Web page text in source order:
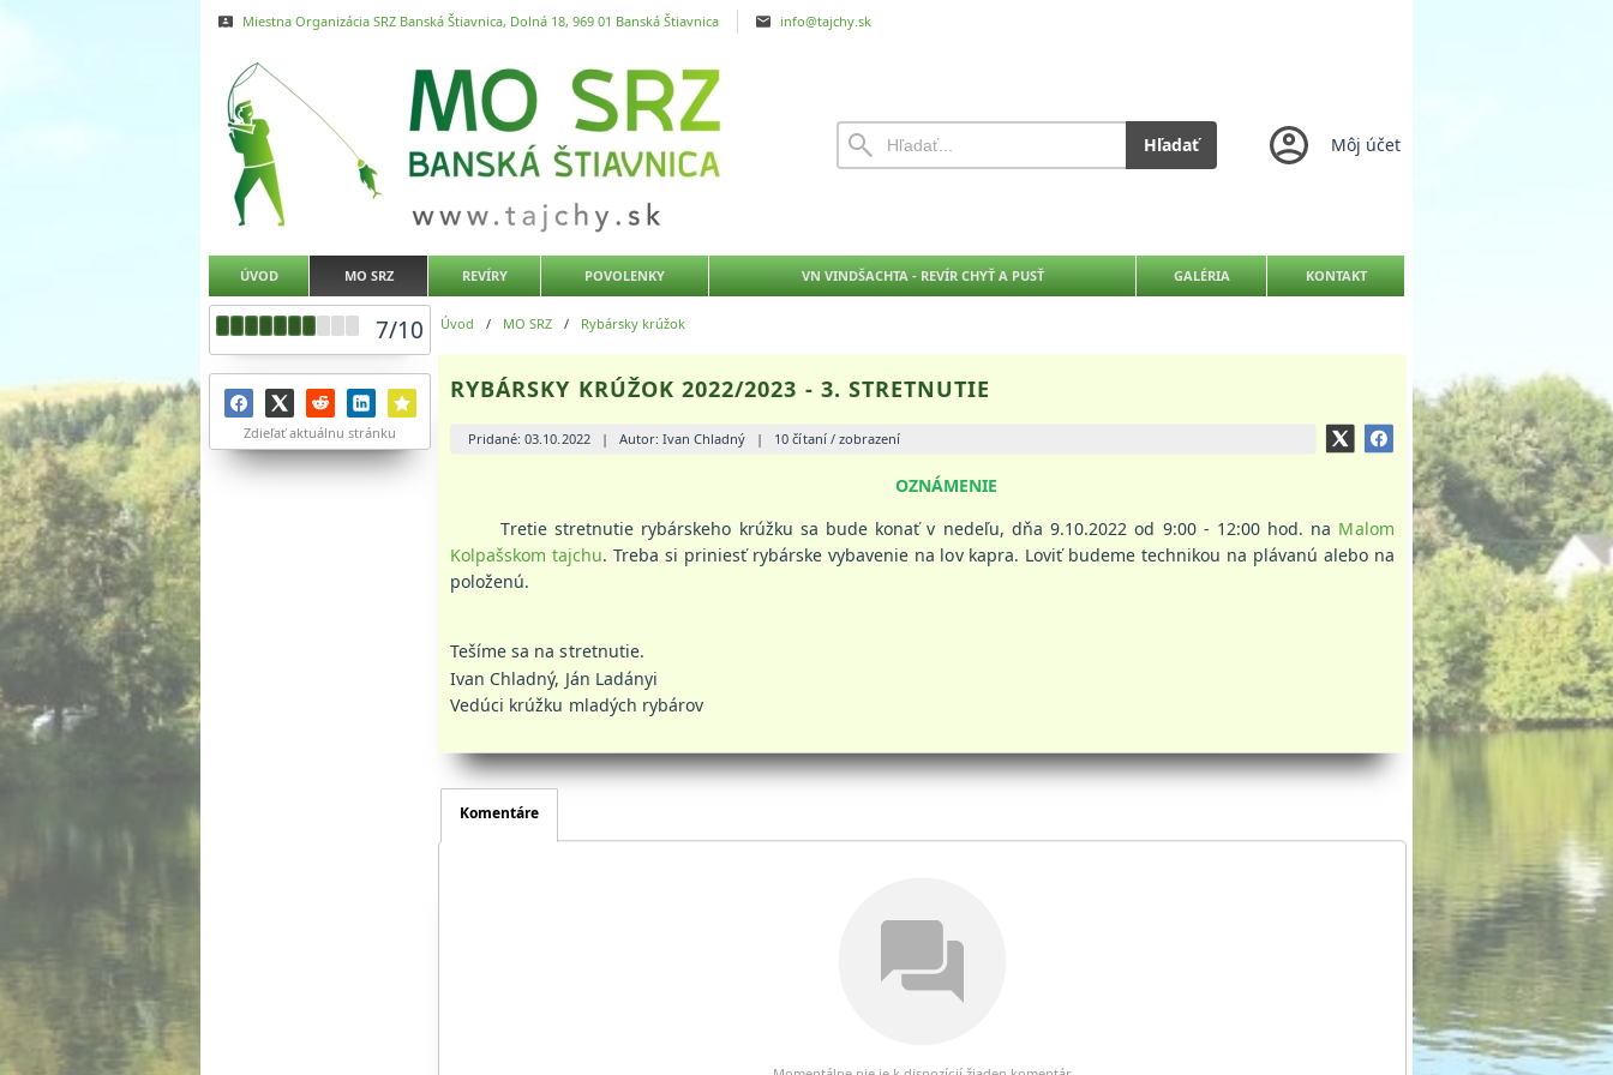
Miestna Organizácia SRZ Banská Štiavnica, Dolná 18, 969 01 Banská Štiavnica info@tajchy.sk
Hľadať Môj účet
ÚVOD MO SRZ REVÍRY POVOLENKY VN VINDŠACHTA - REVÍR CHYŤ A PUSŤ GALÉRIA KONTAKT
7/10
Zdieľať aktuálnu stránku
Úvod / MO SRZ / Rybársky krúžok
RYBÁRSKY KRÚŽOK 2022/2023 - 3. STRETNUTIE
Pridané: 03.10.2022| Autor: Ivan Chladný | 10 čítaní / zobrazení
OZNÁMENIE
Tretie stretnutie rybárskeho krúžku sa bude konať v nedeľu, dňa 9.10.2022 od 9:00 - 12:00 hod. na Malom
Kolpašskom tajchu. Treba si priniesť rybárske vybavenie na lov kapra. Loviť budeme technikou na plávanú alebo na
položenú.
Tešíme sa na stretnutie.
Ivan Chladný, Ján Ladányi
Vedúci krúžku mladých rybárov
Komentáre